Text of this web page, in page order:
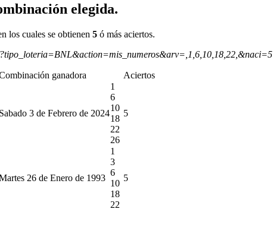
elegida.
los cuales se obtienen 5 ó más aciertos.
ganadora Aciertos
Sabado 3 de Febrero de 2024
1
6
10
18
22
26
5
26 de Enero de 1993
1
3
6
10
18
22
5